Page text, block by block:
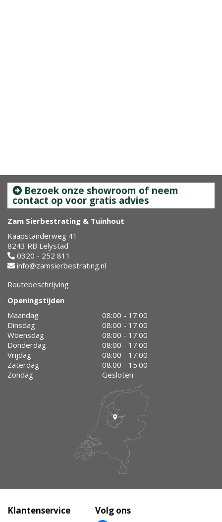
Bezoek onze showroom of neem
contact op voor gratis advies
Zam Sierbestrating & Tuinhout
Kaapstanderweg 41
8243 RB Lelystad
0320 - 252 811
info@zamsierbestrating.nl
Routebeschrijving
Openingstijden
Maandag
08:00 - 17:00
Dinsdag
08:00 - 17:00
Woensdag
08:00 - 17:00
Donderdag
08:00 - 17:00
Vrijdag
08:00 - 17:00
Zaterdag
08.00 - 15.00
Zondag
Gesloten
Klantenservice Volg ons